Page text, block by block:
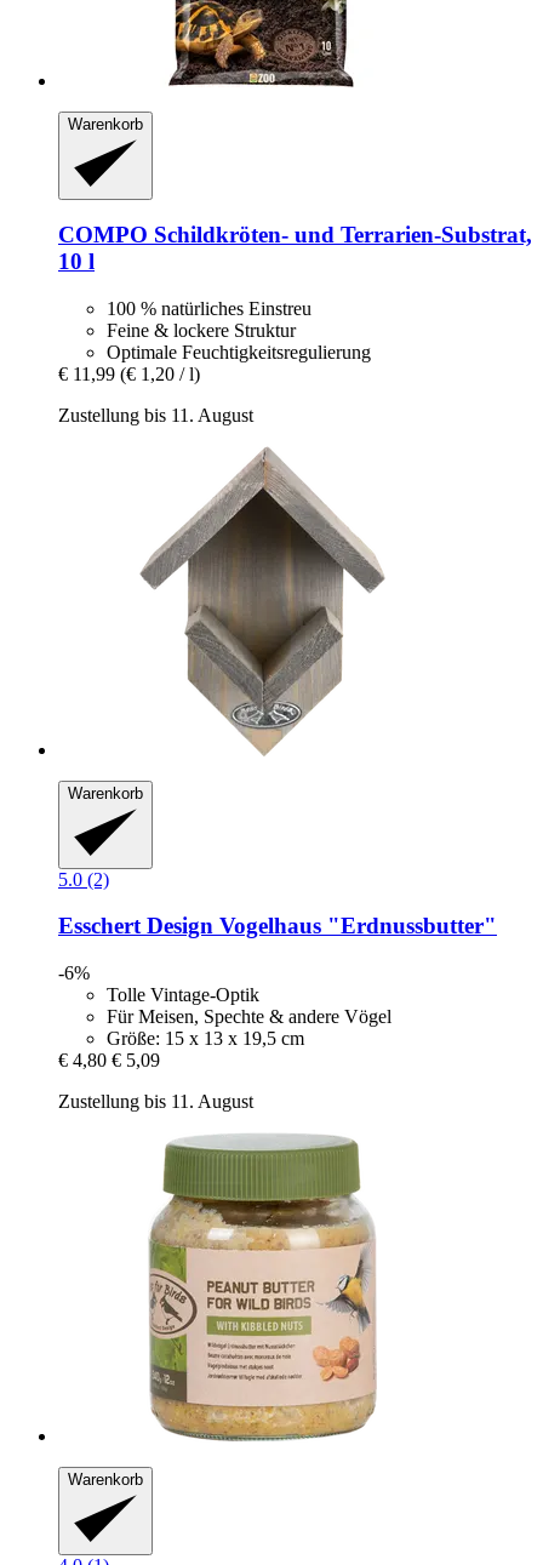
Warenkorb
COMPO Schildkröten-​ und Terrarien-​Substrat,
10 l
100 % natürliches Einstreu
Feine & lockere Struktur
Optimale Feuchtigkeitsregulierung
€ 11,99 (€ 1,20 / l)
Zustellung bis 11. August
Warenkorb
5.0 (2)
Esschert Design Vogelhaus "Erdnussbutter"
-6%
Tolle Vintage-Optik
Für Meisen, Spechte & andere Vögel
Größe: 15 x 13 x 19,5 cm
€ 4,80 € 5,09
Zustellung bis 11. August
Warenkorb